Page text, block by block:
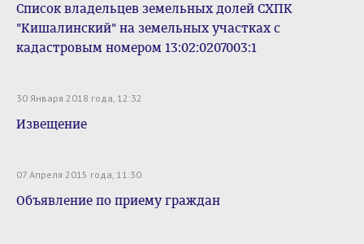
Список владельцев земельных долей СХПК
"Кишалинский" на земельных участках с
кадастровым номером 13:02:0207003:1
30 Января 2018 года, 12:32
Извещение
07 Апреля 2015 года, 11:30
Объявление по приему граждан